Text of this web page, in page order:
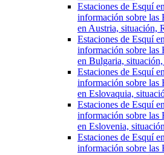
Estaciones de Esquí
información sobre las
en Austria, situación,
Estaciones de Esquí
información sobre las
en Bulgaria,
Estaciones de Esquí
información sobre las
en Eslovaquia,
Estaciones de Esquí
información sobre las
en Eslovenia,
Estaciones de Esquí
información sobre las